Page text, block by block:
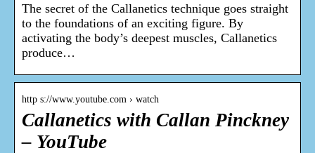
The secret of the Callanetics technique goes straight
to the foundations of an exciting figure. By
activating the body’s deepest muscles, Callanetics
produce…
http s://www.youtube.com › watch
Callanetics with Callan Pinckney
– YouTube